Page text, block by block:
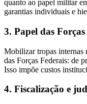
quanto ao papel militar
garantias individuais e
3. Papel das
Mobilizar tropas internas
das Forças Federais: de
Isso impõe custos
4. Fiscalização e